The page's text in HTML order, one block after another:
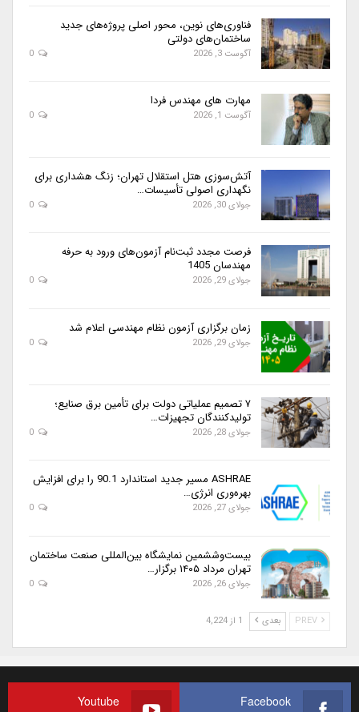
فناوری‌های نوین، محور اصلی پروژه‌های جدید
ساختمان‌های دولتی
آگوست 3, 2026
مهارت های مهندس فردا
آگوست 1, 2026
آتش‌سوزی هتل استقلال تهران؛ زنگ هشداری برای
نگهداری اصولی تأسیسات…
جولای 30, 2026
فرصت مجدد ثبت‌نام آزمون‌های ورود به حرفه
مهندسان 1405
جولای 29, 2026
زمان برگزاری آزمون نظام مهندسی اعلام شد
جولای 29, 2026
۷ تصمیم عملیاتی دولت برای تأمین برق صنایع؛
تولیدکنندگان تجهیزات…
جولای 28, 2026
ASHRAE مسیر جدید استاندارد 90.1 را برای افزایش
بهره‌وری انرژی…
جولای 27, 2026
بیست‌وششمین نمایشگاه بین‌المللی صنعت ساختمان
تهران مرداد ۱۴۰۵ برگزار…
جولای 26, 2026
بعدی 1 از 4,224
Facebook
Youtube